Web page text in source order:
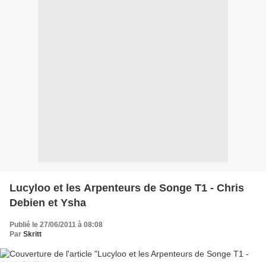
Lucyloo et les Arpenteurs de Songe T1 - Chris
Debien et Ysha
Publié le 27/06/2011 à 08:08
Par Skritt